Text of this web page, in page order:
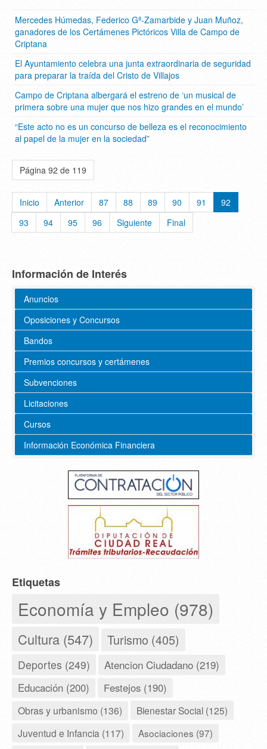
Mercedes Húmedas, Federico Gª-Zamarbide y Juan Muñoz,
ganadores de los Certámenes Pictóricos Villa de Campo de
Criptana
El Ayuntamiento celebra una junta extraordinaria de seguridad
para preparar la traída del Cristo de Villajos
Campo de Criptana albergará el estreno de ‘un musical de
primera sobre una mujer que nos hizo grandes en el mundo’
“Este acto no es un concurso de belleza es el reconocimiento
al papel de la mujer en la sociedad”
Página 92 de 119
Inicio Anterior 87 88 89 90 91
92
93
94 95 96 Siguiente Final
Información de Interés
Anuncios
Oposiciones y Concursos
Bandos
Premios concursos y certámenes
Subvenciones
Licitaciones
Cursos
Información Económica Financiera
Etiquetas
Economía y Empleo (978)
Cultura (547) Turismo (405)
Deportes (249) Atencion Ciudadano (219)
Educación (200) Festejos (190)
Obras y urbanismo (136)
Bienestar Social (125)
Juventud e Infancia (117)
Asociaciones (97)